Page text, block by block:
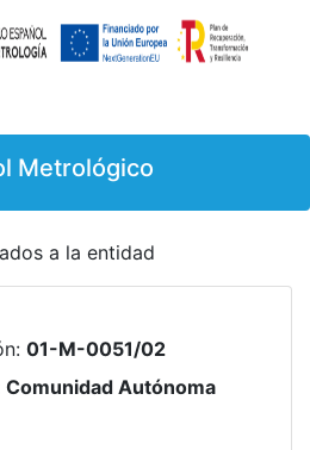
Metrológico
a la entidad
: 01-M-0051/02
Comunidad Autónoma